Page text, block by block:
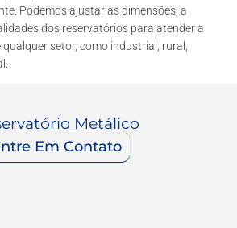
Podemos ajustar as dimensões, a
dos reservatórios para atender a
setor, como industrial, rural,
Metálico
Em Contato